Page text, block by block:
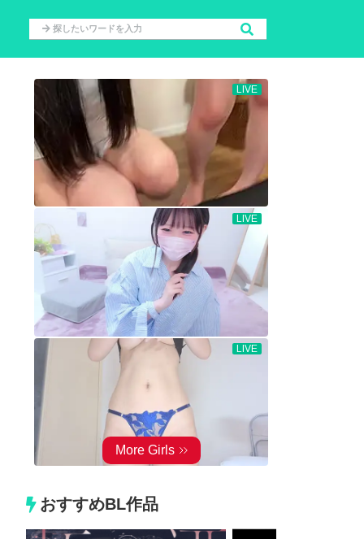
おすすめBL作品